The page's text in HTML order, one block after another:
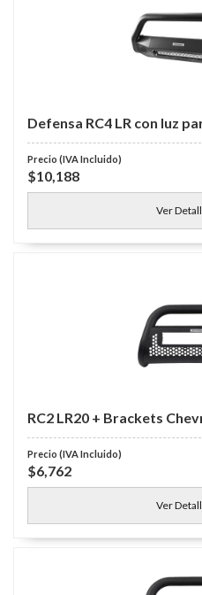
Defensa RC4 LR con luz
$10,188
Ver
RC2 LR20 + Brackets
$6,762
Ver